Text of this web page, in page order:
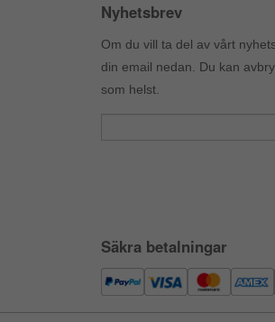
Nyhetsbrev
Om du vill ta del av vårt
din email nedan. Du kan
som helst.
Säkra betalningar